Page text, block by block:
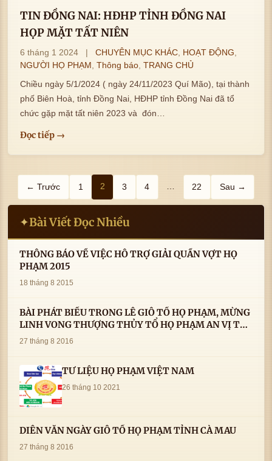
TIN ĐỒNG NAI: HĐHP TỈNH ĐỒNG NAI
HỌP MẶT TẤT NIÊN
6 tháng 1 2024 CHUYÊN MỤC KHÁC HOẠT ĐỘNG
NGƯỜI HỌ PHẠM
Thông báo TRANG CHỦ
Chiều ngày 5/1/2024 ( ngày 24/11/2023 Quí Mão), tại thành
phố Biên Hoà, tỉnh Đồng Nai, HĐHP tỉnh Đồng Nai đã tổ
chức gặp mặt tất niên 2023 và đón…
Đọc tiếp →
Phân
trang
bài
viết
← Trước 1 2 3 4 22 Sau →
✦Bài Viết Đọc Nhiều
THÔNG BÁO VỀ VIỆC HỖ TRỢ GIẢI QUẦN VỢT HỌ
PHẠM 2015
18 tháng 8 2015
BÀI PHÁT BIỂU TRONG LÊ GIỖ TỔ HỌ PHẠM, MỪNG
LINH VONG THƯỢNG THỦY TỔ HỌ PHẠM AN VỊ TAI
CÀ MAU- ( 22/8/2016) CỦA LS.TS.NV. PHẠM HUỲNH
27 tháng 8 2016
TƯ LIỆU HỌ PHẠM VIỆT NAM
26 tháng 10 2021
DIỄN VĂN NGÀY GIỖ TỔ HỌ PHẠM TỈNH CÀ MAU
27 tháng 8 2016